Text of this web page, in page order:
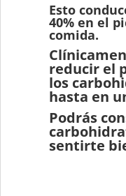
Esto
40% en el
comida.
reducir el
los
hasta en
Podrás
sentirte